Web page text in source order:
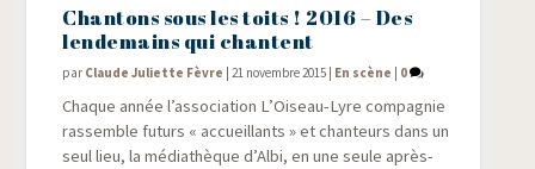
Chantons sous les toits ! 2016 – Des
lendemains qui chantent
par Claude Juliette Fèvre |21 novembre 2015 | En scène | 0
Chaque année l’association L’Oiseau-Lyre com­pa­gnie
ras­semble futurs « accueillants » et chan­teurs dans un
seul lieu, la média­thèque d’Albi, en une seule après-